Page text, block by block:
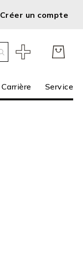
Créer un compte
Carrière Service